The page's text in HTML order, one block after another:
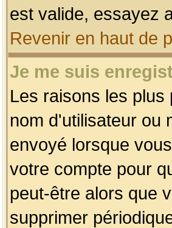
est valide, essayez
Revenir en haut de
Je me suis
Les raisons les
nom d'utilisateur ou
envoyé lorsque
votre compte pour
peut-être alors que
supprimer